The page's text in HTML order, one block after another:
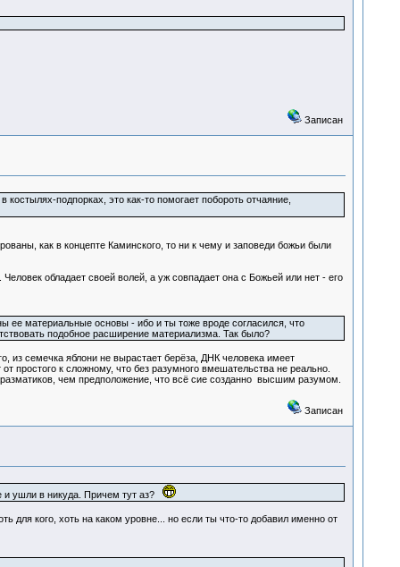
Записан
подпорках, это как-то помогает побороть отчаяние,
как в концепте Каминского, то ни к чему и заповеди божьи были
обладает своей волей, а уж совпадает она с Божьей или нет - его
материальные основы - ибо и ты тоже вроде согласился, что
подобное расширение материализма. Так было?
из семечка яблони не вырастает берёза, ДНК человека имеет
простого к сложному, что без разумного вмешательства не реально.
чем предположение, что всё сие созданно высшим разумом.
Записан
и ушли в никуда. Причем тут аз?
для кого, хоть на каком уровне... но если ты что-то добавил именно от